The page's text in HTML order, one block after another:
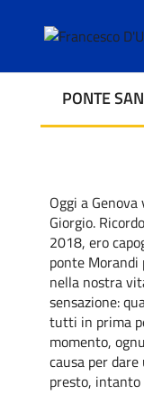
PONTE
Oggi a
Giorgio.
2018, ero
ponte Morandi
nella nostra
sensazione:
tutti in prima
momento,
causa per
presto,